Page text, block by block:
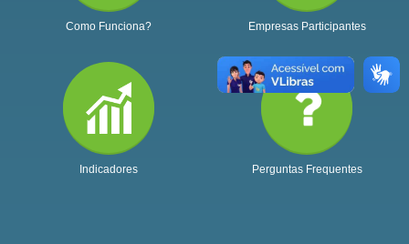
Como Funciona? Empresas Participantes
Indicadores Perguntas Frequentes